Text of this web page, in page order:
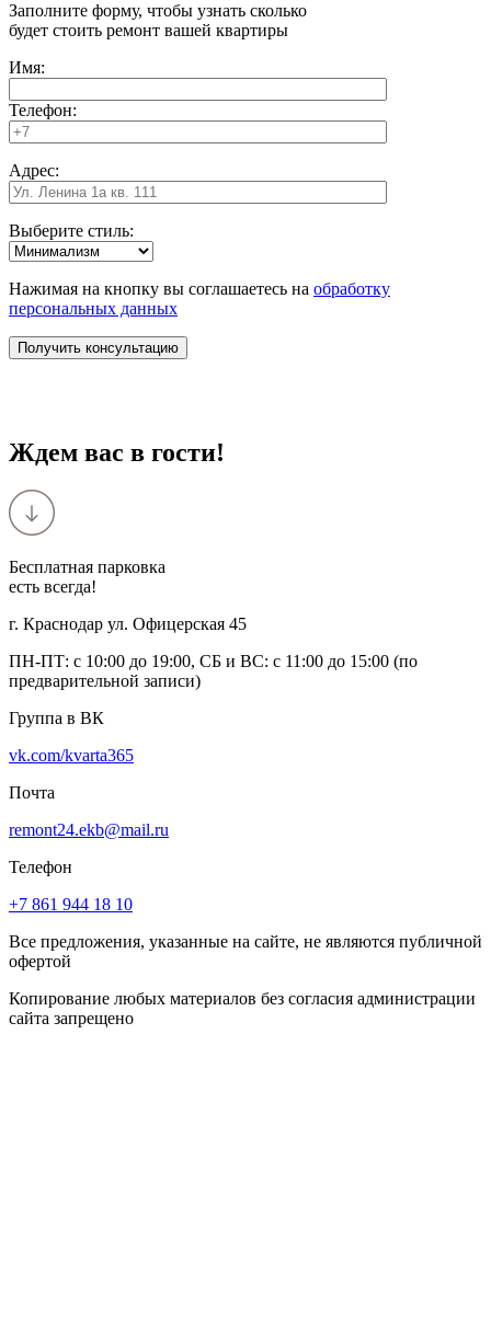
Заполните форму, чтобы узнать сколько
будет стоить ремонт вашей квартиры
Имя:
Телефон:
Адрес:
Выберите стиль:
Нажимая на кнопку вы соглашаетесь на обработку
персональных данных
Ждем вас в гости!
Бесплатная парковка
есть всегда!
г. Краснодар ул. Офицерская 45
ПН-ПТ: с 10:00 до 19:00, СБ и ВС: с 11:00 до 15:00 (по
предварительной записи)
Группа в ВК
vk.com/kvarta365
Почта
remont24.ekb@mail.ru
Телефон
+7 861 944 18 10
Все предложения, указанные на сайте, не являются публичной
офертой
Копирование любых материалов без согласия администрации
сайта запрещено